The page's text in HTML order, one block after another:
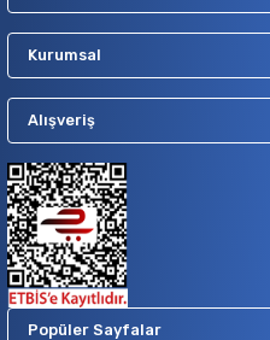
Kurumsal
Alışveriş
Popüler Sayfalar